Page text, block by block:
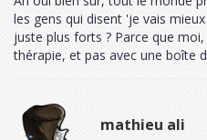
les gens qui disent 'je vais
juste plus forts ? Parce que
thérapie, et pas avec une boîte
mathieu ali